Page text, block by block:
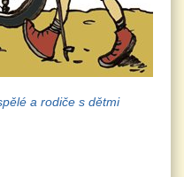
a rodiče s dětmi